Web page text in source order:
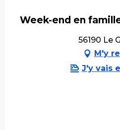
Week-end en
56190 Le
M'y
J'y vais